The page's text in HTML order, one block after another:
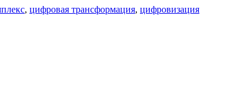
, цифровая трансформация, цифровизация